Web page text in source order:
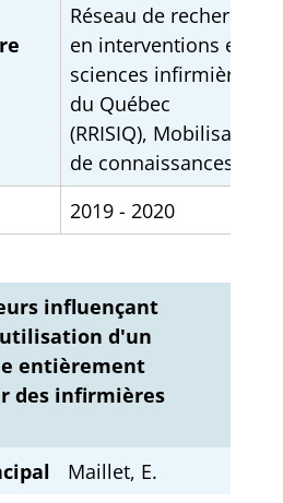
Réseau de recherche
en interventions en
sciences infirmières
du Québec
(RRISIQ), Mobilisation
de connaissances
2019 - 2020
influençant
d'un
entièrement
des infirmières
Maillet, E.